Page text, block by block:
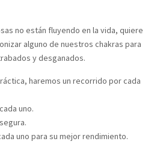
no están fluyendo en la vida, quiere
alguno de nuestros chakras para
y desganados.
haremos un recorrido por cada
uno.
uno para su mejor rendimiento.